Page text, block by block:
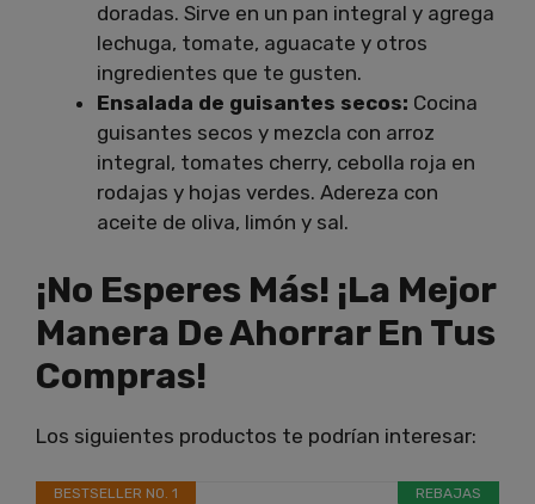
doradas. Sirve en un pan integral y agrega
lechuga, tomate, aguacate y otros
ingredientes que te gusten.
Ensalada de guisantes secos: Cocina
guisantes secos y mezcla con arroz
integral, tomates cherry, cebolla roja en
rodajas y hojas verdes. Adereza con
aceite de oliva, limón y sal.
¡No Esperes Más! ¡La Mejor
Manera De Ahorrar En Tus
Compras!
Los siguientes productos te podrían interesar:
REBAJAS
BESTSELLER NO. 1